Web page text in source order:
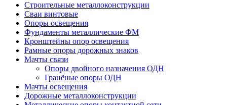
Строительные металлоконструкции
Сваи винтовые
Опоры освещения
Фундаменты металлические ФМ
Кронштейны опор освещения
Рамные опоры дорожных знаков
Мачты связи
Опоры двойного назначения ОДН
Гранёные опоры ОДН
Мачты освещения
Дорожные металлоконструкции